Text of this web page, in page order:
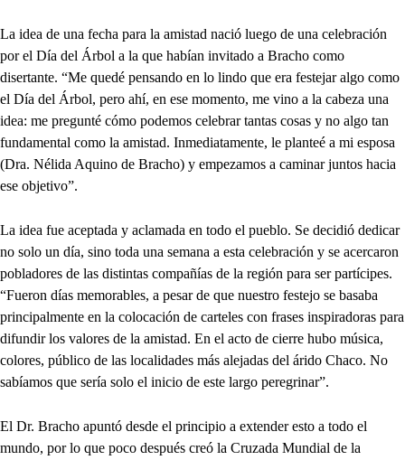
La idea de una fecha para la amistad nació luego de una celebración
por el Día del Árbol a la que habían invitado a Bracho como
disertante. “Me quedé pensando en lo lindo que era festejar algo como
el Día del Árbol, pero ahí, en ese momento, me vino a la cabeza una
idea: me pregunté cómo podemos celebrar tantas cosas y no algo tan
fundamental como la amistad. Inmediatamente, le planteé a mi esposa
(Dra. Nélida Aquino de Bracho) y empezamos a caminar juntos hacia
ese objetivo”.
La idea fue aceptada y aclamada en todo el pueblo. Se decidió dedicar
no solo un día, sino toda una semana a esta celebración y se acercaron
pobladores de las distintas compañías de la región para ser partícipes.
“Fueron días memorables, a pesar de que nuestro festejo se basaba
principalmente en la colocación de carteles con frases inspiradoras para
difundir los valores de la amistad. En el acto de cierre hubo música,
colores, público de las localidades más alejadas del árido Chaco. No
sabíamos que sería solo el inicio de este largo peregrinar”.
El Dr. Bracho apuntó desde el principio a extender esto a todo el
mundo, por lo que poco después creó la Cruzada Mundial de la